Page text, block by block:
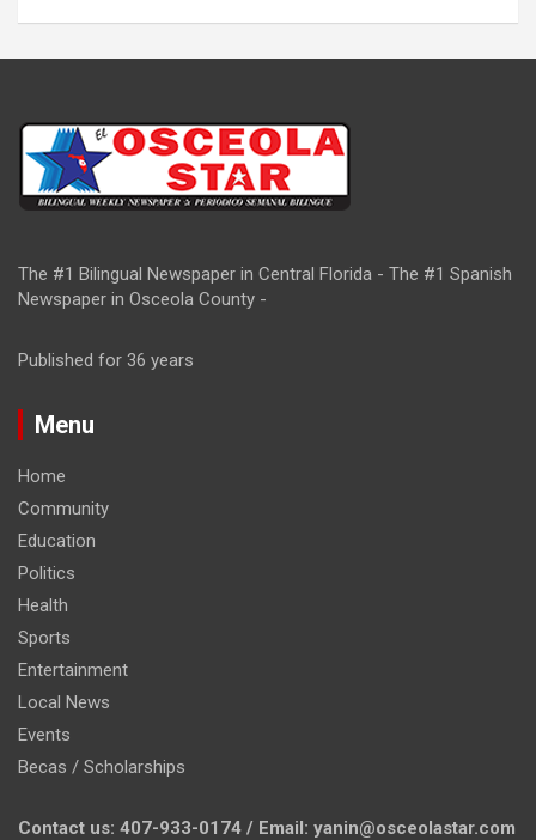
The #1 Bilingual Newspaper in Central Florida - The #1 Spanish
Newspaper in Osceola County -
Published for 36 years
Menu
Home
Community
Education
Politics
Health
Sports
Entertainment
Local News
Events
Becas / Scholarships
Contact us: 407-933-0174 / Email: yanin@osceolastar.com